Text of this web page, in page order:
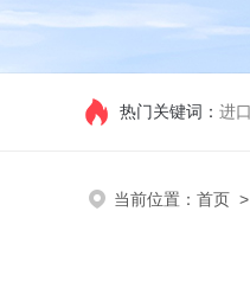
热门关键词： 进
当前位置： 首页 >